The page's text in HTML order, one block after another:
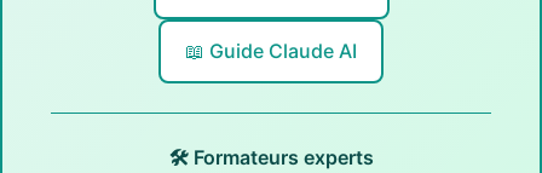
📖 Guide Claude AI
🛠️ Formateurs experts